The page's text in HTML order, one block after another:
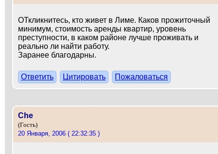
ОТкликнитесь, кто живет в Лиме. Каков прожиточный
минимум, стоимость аренды квартир, уровень
преступности, в каком районе лучше проживать и
реально ли найти работу.
Заранее благодарны.
Ответить Цитировать Пожаловаться
Che
(Гость)
20 Января, 2006 ( 22:32:35 )